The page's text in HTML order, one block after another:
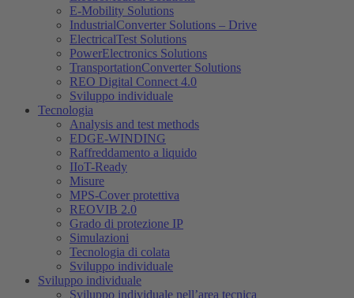
E-Mobility Solutions
IndustrialConverter Solutions – Drive
ElectricalTest Solutions
PowerElectronics Solutions
TransportationConverter Solutions
REO Digital Connect 4.0
Sviluppo individuale
Tecnologia
Analysis and test methods
EDGE-WINDING
Raffreddamento a liquido
IIoT-Ready
Misure
MPS-Cover protettiva
REOVIB 2.0
Grado di protezione IP
Simulazioni
Tecnologia di colata
Sviluppo individuale
Sviluppo individuale
Sviluppo individuale nell’area tecnica